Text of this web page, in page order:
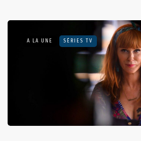
A LA UNE SÉRIES TV